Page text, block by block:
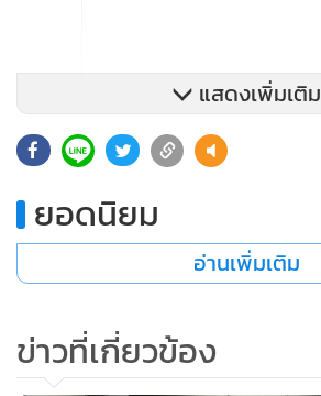
แสดงเพิ่มเติม
ยอดนิยม
อ่านเพิ่มเติม
ข่าวที่เกี่ยวข้อง